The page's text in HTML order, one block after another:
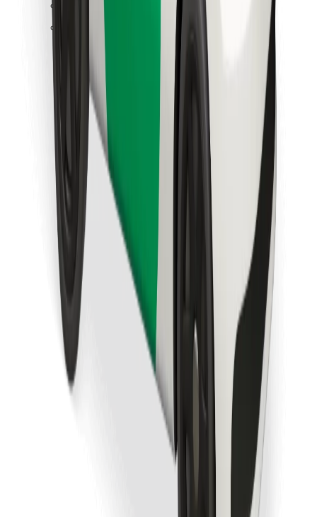
Atrodi savas mīļākās maltītes!
Lejupielādē Bolt Food lietotni